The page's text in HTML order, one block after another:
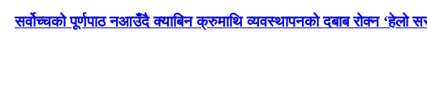
सर्वोच्चको पूर्णपाठ नआउँदै क्याबिन क्रुमाथि व्यवस्थापनको दबाब रोक्न ‘हेलो